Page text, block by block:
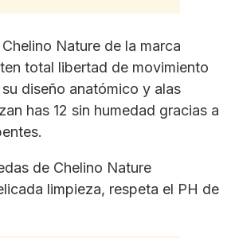
Nature de la marca
total libertad de movimiento
diseño anatómico y alas
has 12 sin humedad gracias a
de Chelino Nature
limpieza, respeta el PH de